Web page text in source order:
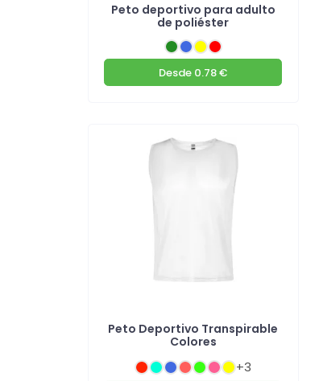
Peto deportivo para adulto
de poliéster
Desde 0.78 €
Peto Deportivo Transpirable
Colores
+3